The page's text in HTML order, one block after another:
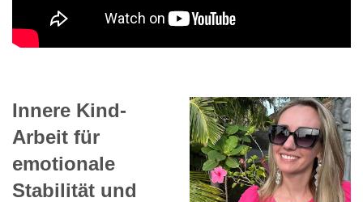
Innere Kind-
Arbeit für
emotionale
Stabilität und